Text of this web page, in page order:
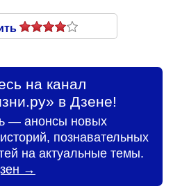
на канал
в Дзене!
— анонсы новых
познавательных
на актуальные темы.
→